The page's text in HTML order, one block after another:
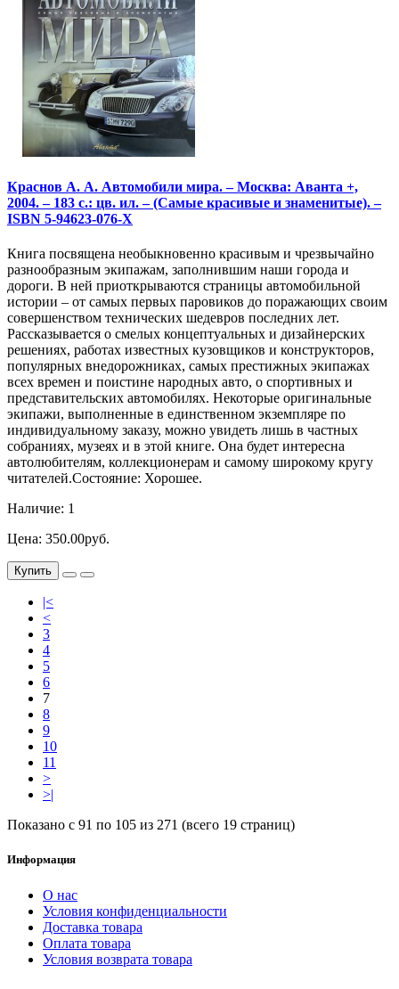
Краснов А. А. Автомобили мира. – Москва: Аванта +,
2004. – 183 с.: цв. ил. – (Самые красивые и знаменитые). –
ISBN 5-94623-076-Х
Книга посвящена необыкновенно красивым и чрезвычайно
разнообразным экипажам, заполнившим наши города и
дороги. В ней приоткрываются страницы автомобильной
истории – от самых первых паровиков до поражающих своим
совершенством технических шедевров последних лет.
Рассказывается о смелых концептуальных и дизайнерских
решениях, работах известных кузовщиков и конструкторов,
популярных внедорожниках, самых престижных экипажах
всех времен и поистине народных авто, о спортивных и
представительских автомобилях. Некоторые оригинальные
экипажи, выполненные в единственном экземпляре по
индивидуальному заказу, можно увидеть лишь в частных
собраниях, музеях и в этой книге. Она будет интересна
автолюбителям, коллекционерам и самому широкому кругу
читателей.Состояние: Хорошее.
Наличие: 1
Цена: 350.00руб.
Купить
|<
<
3
4
5
6
7
8
9
10
11
>
>|
Показано с 91 по 105 из 271 (всего 19 страниц)
Информация
О нас
Условия конфиденциальности
Доставка товара
Оплата товара
Условия возврата товара